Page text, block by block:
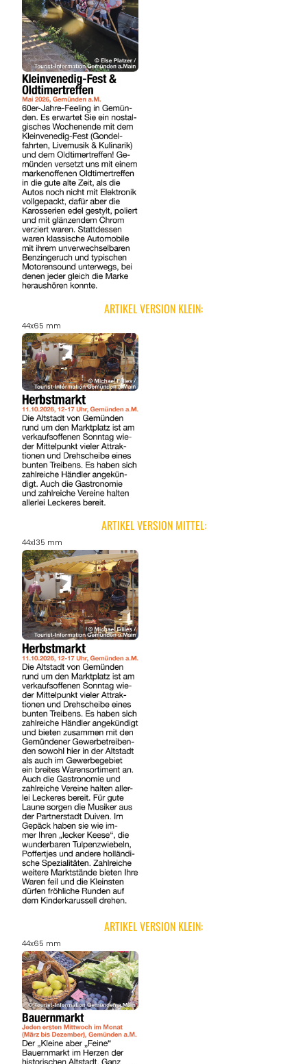
ARTIKEL VERSION KLEIN:
44x65 mm
ARTIKEL VERSION MITTEL:
44x135 mm
ARTIKEL VERSION KLEIN:
44x65 mm